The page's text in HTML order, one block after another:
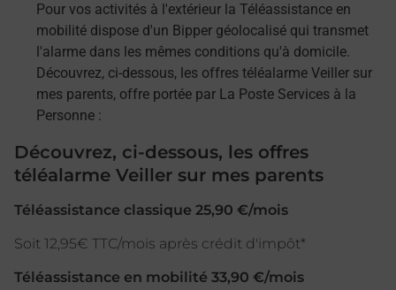
Pour vos activités à l'extérieur la Téléassistance en
mobilité dispose d'un Bipper géolocalisé qui transmet
l'alarme dans les mêmes conditions qu'à domicile.
Découvrez, ci-dessous, les offres téléalarme Veiller sur
mes parents, offre portée par La Poste Services à la
Personne :
Découvrez, ci-dessous, les offres
téléalarme Veiller sur mes parents
Téléassistance classique 25,90 €/mois
Soit 12,95€ TTC/mois après crédit d'impôt*
Téléassistance en mobilité 33,90 €/mois